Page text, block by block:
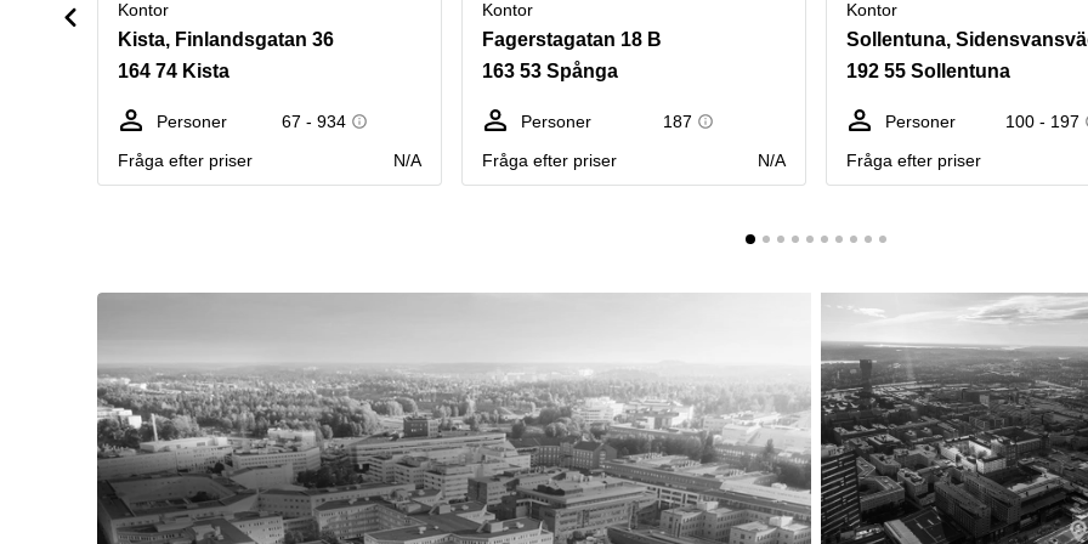
Kontor
Kista, Finlandsgatan 36
164 74 Kista
Personer
67 - 934
Fråga efter priser
N/A
Kontor
Fagerstagatan 18 B
163 53 Spånga
Personer
187
Fråga efter priser
N/A
Kontor
Sollentuna,
192 55 Sollentuna
Personer
100 - 197
Fråga efter priser